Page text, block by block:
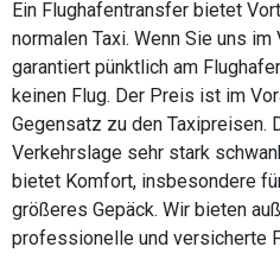
Ein Flughafentransfer bietet
normalen Taxi. Wenn Sie uns
garantiert pünktlich am
keinen Flug. Der Preis ist im
Gegensatz zu den Taxipreisen.
Verkehrslage sehr stark
bietet Komfort, insbesondere
größeres Gepäck. Wir bieten
professionelle und versicherte